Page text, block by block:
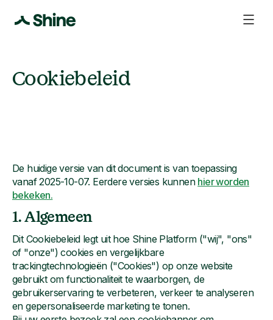
Cookiebeleid
De huidige versie van dit document is van toepassing
vanaf 2025-10-07. Eerdere versies kunnen hier worden
bekeken.
1. Algemeen
Dit Cookiebeleid legt uit hoe Shine Platform ("wij", "ons"
of "onze") cookies en vergelijkbare
trackingtechnologieën ("Cookies") op onze website
gebruikt om functionaliteit te waarborgen, de
gebruikerservaring te verbeteren, verkeer te analyseren
en gepersonaliseerde marketing te tonen.